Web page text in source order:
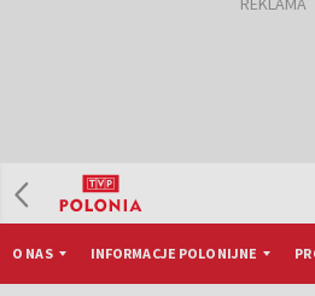
O NAS INFORMACJE POLONIJNE